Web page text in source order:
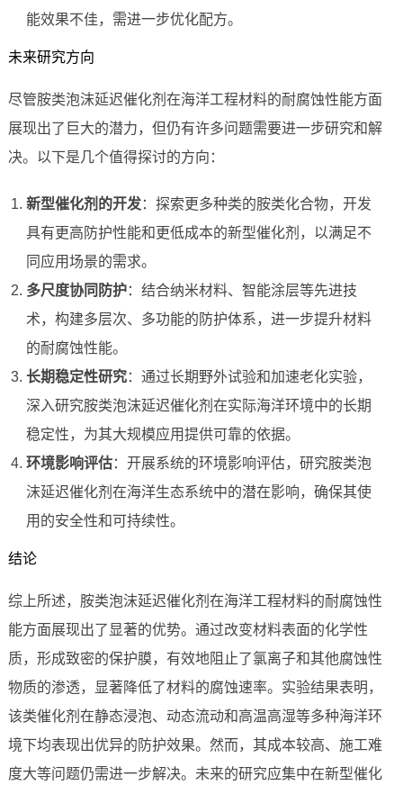
能效果不佳，需进一步优化配方。
未来研究方向
尽管胺类泡沫延迟催化剂在海洋工程材料的耐腐蚀性能方面
展现出了巨大的潜力，但仍有许多问题需要进一步研究和解
决。以下是几个值得探讨的方向：
新型催化剂的开发：探索更多种类的胺类化合物，开发
具有更高防护性能和更低成本的新型催化剂，以满足不
同应用场景的需求。
多尺度协同防护：结合纳米材料、智能涂层等先进技
术，构建多层次、多功能的防护体系，进一步提升材料
的耐腐蚀性能。
长期稳定性研究：通过长期野外试验和加速老化实验，
深入研究胺类泡沫延迟催化剂在实际海洋环境中的长期
稳定性，为其大规模应用提供可靠的依据。
环境影响评估：开展系统的环境影响评估，研究胺类泡
沫延迟催化剂在海洋生态系统中的潜在影响，确保其使
用的安全性和可持续性。
结论
综上所述，胺类泡沫延迟催化剂在海洋工程材料的耐腐蚀性
能方面展现出了显著的优势。通过改变材料表面的化学性
质，形成致密的保护膜，有效地阻止了氯离子和其他腐蚀性
物质的渗透，显著降低了材料的腐蚀速率。实验结果表明，
该类催化剂在静态浸泡、动态流动和高温高湿等多种海洋环
境下均表现出优异的防护效果。然而，其成本较高、施工难
度大等问题仍需进一步解决。未来的研究应集中在新型催化